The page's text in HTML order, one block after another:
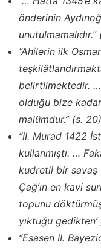
önderinin
unutulmamalıdır.”
“Ahîlerin ilk
belirtilmektedir. …
olduğu bize
malûmdur.” (s. 20)
“II. Murad 1422
kullanmıştı. …
kudretli bir savaş
Çağ’ın en kavi
topunu
yıktuğu
“Esasen II.